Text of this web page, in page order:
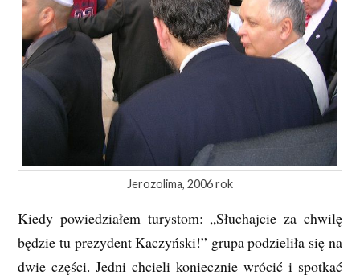
Jerozolima, 2006 rok
Kiedy powiedziałem turystom: „Słuchajcie za chwilę
będzie tu prezydent Kaczyński!” grupa podzieliła się na
dwie części. Jedni chcieli koniecznie wrócić i spotkać